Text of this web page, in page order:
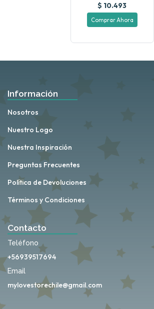
$ 10.493
Comprar Ahora
Información
Nosotros
Nuestro Logo
Nuestra Inspiración
Preguntas Frecuentes
Política de Devoluciones
Términos y Condiciones
Contacto
Teléfono
+56939517694
Email
mylovestorechile@gmail.com